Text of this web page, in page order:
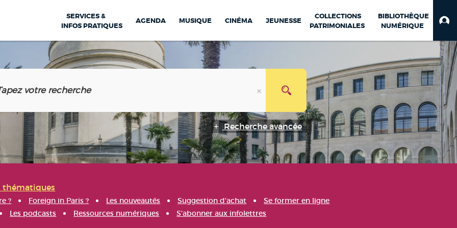
SERVICES &
INFOS PRATIQUES
AGENDA MUSIQUE CINÉMA JEUNESSE
COLLECTIONS
PATRIMONIALES
BIBLIOTHÈQUE
NUMÉRIQUE
Recherche avancée
thématiques
? Foreign in Paris ? Les nouveautés Suggestion d'achat
Se former en ligne
Les podcasts Ressources numériques S'abonner aux infolettres